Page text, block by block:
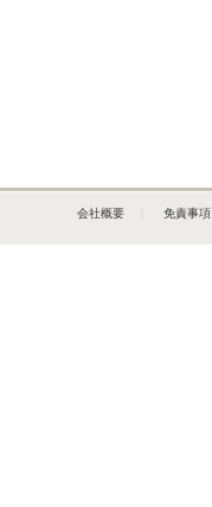
会社概要 免責事項